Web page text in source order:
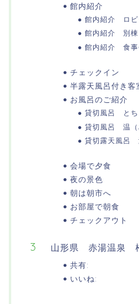
館内紹介
館内紹介 ロビ
館内紹介 別
館内紹介 食事
チェックイン
半露天風呂付き
お風呂のご紹介
貸切風呂 とち
貸切風呂 温（
貸切露天風呂
会場で夕食
夜の景色
朝は朝市へ
お部屋で朝食
チェックアウト
山形県 赤湯温泉
共有:
いいね: